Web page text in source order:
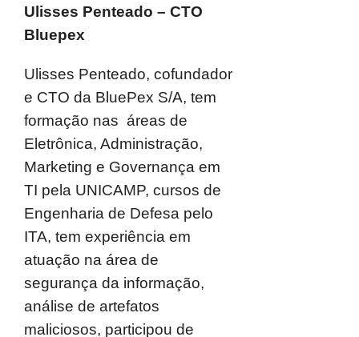
Ulisses Penteado – CTO
Bluepex
Ulisses Penteado, cofundador
e CTO da BluePex S/A, tem
formação nas áreas de
Eletrônica, Administração,
Marketing e Governança em
TI pela UNICAMP, cursos de
Engenharia de Defesa pelo
ITA, tem experiência em
atuação na área de
segurança da informação,
análise de artefatos
maliciosos, participou de